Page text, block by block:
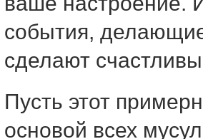
события,
сделают
Пусть этот
основой всех